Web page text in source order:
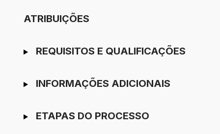
ATRIBUIÇÕES
REQUISITOS E QUALIFICAÇÕES
INFORMAÇÕES ADICIONAIS
ETAPAS DO PROCESSO